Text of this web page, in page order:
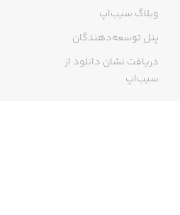
وبلاگ سیب‌اپ
پنل توسعه‌دهندگان
دریافت نشان دانلود از
سیب‌اپ